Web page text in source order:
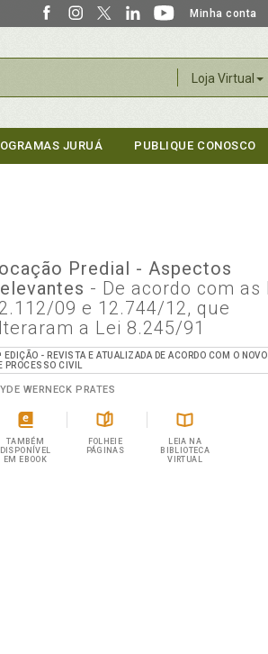
Minha conta
Loja Virtual
JURUÁ PUBLIQUE CONOSCO
Predial - Aspectos
- De acordo com as
09 e 12.744/12, que
a Lei 8.245/91
EDIÇÃO - REVISTA E ATUALIZADA DE ACORDO COM O
PROCESSO CIVIL
WERNECK PRATES
TAMBÉM
DISPONÍVEL
EM EBOOK
FOLHEIE
PÁGINAS
LEIA NA
BIBLIOTECA
VIRTUAL